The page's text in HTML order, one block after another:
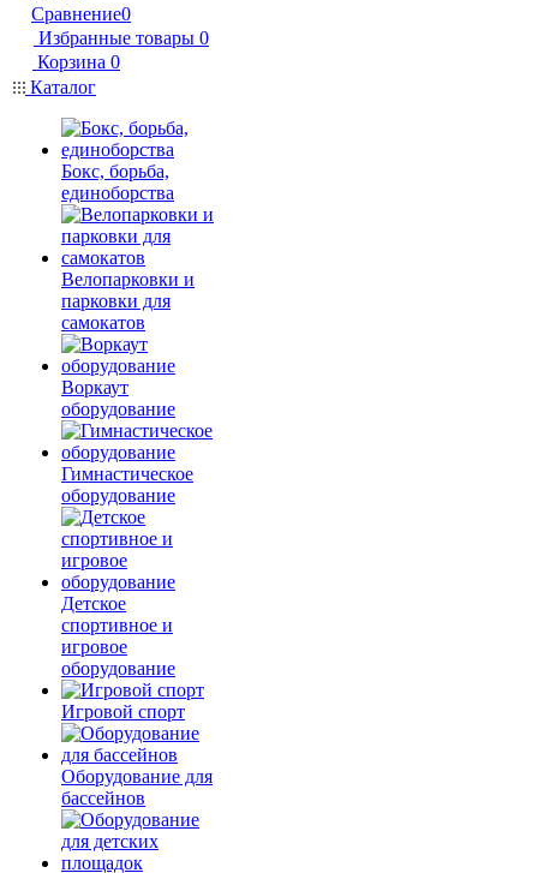
Сравнение0
Избранные товары 0
Корзина 0
Каталог
Бокс, борьба,
единоборства
Велопарковки и
парковки для
самокатов
Воркаут
оборудование
Гимнастическое
оборудование
Детское
спортивное и
игровое
оборудование
Игровой спорт
Оборудование для
бассейнов